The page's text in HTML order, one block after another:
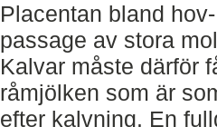
Placentan bland
passage av stora
Kalvar måste därför
råmjölken som är
efter kalvning. En